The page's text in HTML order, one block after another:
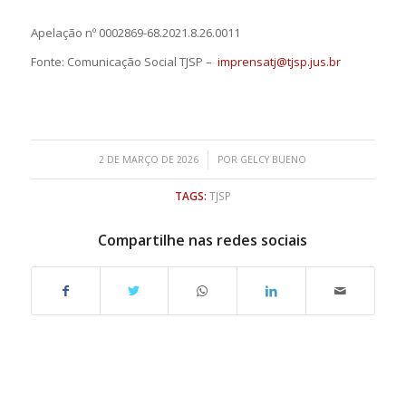
Apelação nº 0002869-68.2021.8.26.0011
Fonte: Comunicação Social TJSP – imprensatj@tjsp.jus.br
2 DE MARÇO DE 2026
/ POR GELCY BUENO
TAGS: TJSP
Compartilhe nas redes sociais